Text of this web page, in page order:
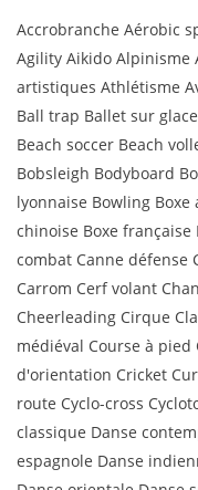
Accrobranche Aérobic
Agility Aikido Alpinisme
artistiques Athlétisme
Ball trap Ballet sur
Beach soccer Beach
Bobsleigh Bodyboard
lyonnaise Bowling Boxe
chinoise Boxe
combat Canne défense
Carrom Cerf volant
Cheerleading Cirque
médiéval Course à pied
d'orientation Cricket
route Cyclo-cross
classique Danse
espagnole Danse